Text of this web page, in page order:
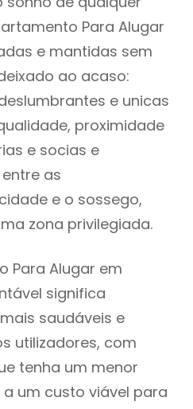
Para Alugar
e mantidas sem
ao acaso:
e unicas
proximidade
e socias e
as
e o sossego,
zona privilegiada.
Para Alugar em
significa
saudáveis e
utilizadores, com
tenha um menor
um custo viável para